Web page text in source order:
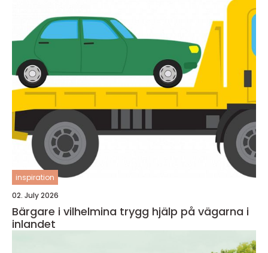
inspiration
02. July 2026
Bärgare i vilhelmina trygg hjälp på vägarna i
inlandet